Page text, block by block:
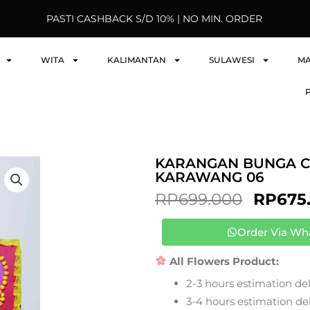
PASTI CASHBACK S/D 10% | NO MIN. ORDER
WITA KALIMANTAN SULAWESI
KARANGAN BUNGA
KARAWANG 06
RP699.000
PRICE
WAS:
RP
Order Via
All Flowers Product:
2-3 hours estimation
3-4 hours estimation